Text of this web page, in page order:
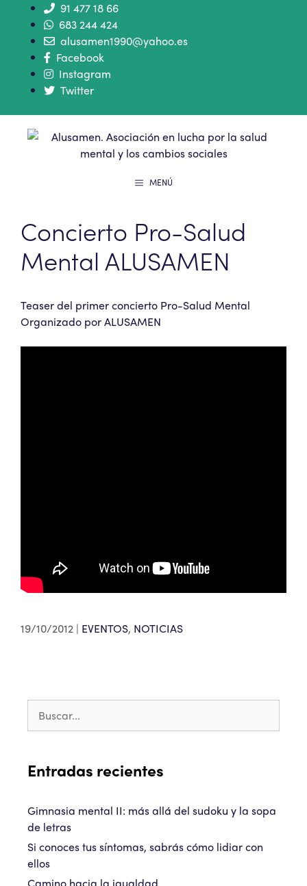
91 477 18 66
683 244 424
alusamen1990@yahoo.es
Facebook
Instagram
Twitter
MENÚ
Concierto Pro-Salud
Mental ALUSAMEN
Teaser del primer concierto Pro-Salud Mental
Organizado por ALUSAMEN
19/10/2012 EVENTOS, NOTICIAS
Entradas recientes
Gimnasia mental II: más allá del sudoku y la sopa
de letras
Si conoces tus síntomas, sabrás cómo lidiar con
ellos